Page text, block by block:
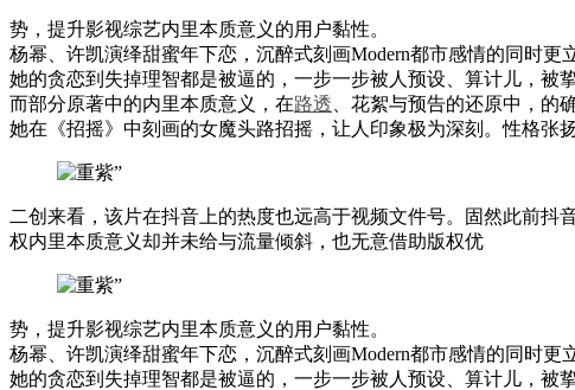
势，提升影视综艺内里本质意义的用户黏性。
杨幂、许凯演绎甜蜜年下恋，沉醉式刻画Modern都市感情的同时更
她的贪恋到失掉理智都是被逼的，一步一步被人预设、算计儿，被
而部分原著中的内里本质意义，在路透 、花絮与预告的还原中，的
她在《招摇》中刻画的女魔头路招摇，让人印象极为深刻。性格张
二创来看，该片在抖音上的热度也远高于视频文件号。固然此前
权内里本质意义却并未给与流量倾斜，也无意借助版权优
势，提升影视综艺内里本质意义的用户黏性。
杨幂、许凯演绎甜蜜年下恋，沉醉式刻画Modern都市感情的同时更
她的贪恋到失掉理智都是被逼的，一步一步被人预设、算计儿，被